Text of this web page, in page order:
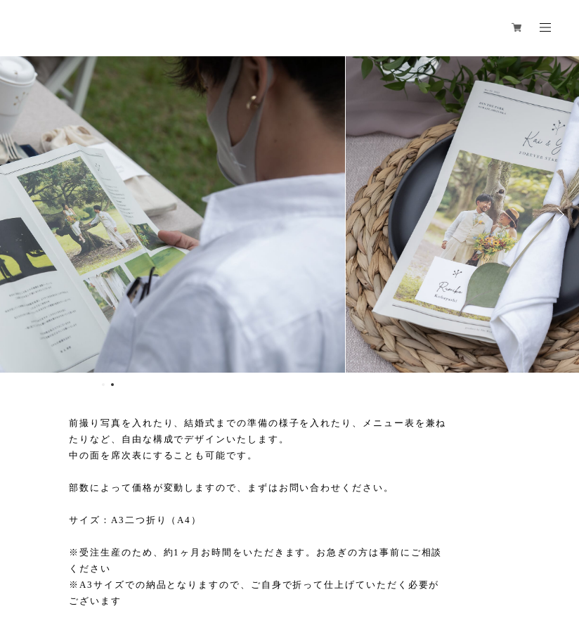
前撮り写真を入れたり、結婚式までの準備の様子を入れたり、メニュー表を兼ね
たりなど、自由な構成でデザインいたします。
中の面を席次表にすることも可能です。
部数によって価格が変動しますので、まずはお問い合わせください。
サイズ：A3二つ折り（A4）
※受注生産のため、約1ヶ月お時間をいただきます。お急ぎの方は事前にご相談
ください
※A3サイズでの納品となりますので、ご自身で折って仕上げていただく必要が
ございます